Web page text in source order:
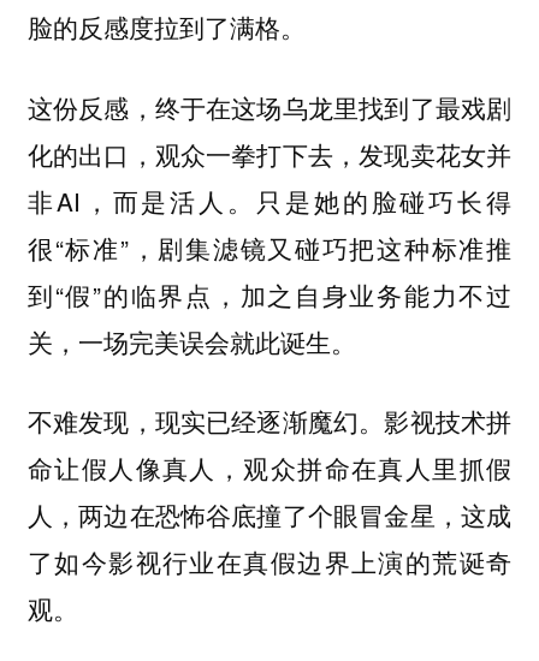
脸的反感度拉到了满格。
这份反感，终于在这场乌龙里找到了最戏剧
化的出口，观众一拳打下去，发现卖花女并
非AI，而是活人。只是她的脸碰巧长得
很“标准”，剧集滤镜又碰巧把这种标准推
到“假”的临界点，加之自身业务能力不过
关，一场完美误会就此诞生。
不难发现，现实已经逐渐魔幻。影视技术拼
命让假人像真人，观众拼命在真人里抓假
人，两边在恐怖谷底撞了个眼冒金星，这成
了如今影视行业在真假边界上演的荒诞奇
观。